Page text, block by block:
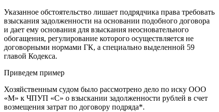
Указанное обстоятельство лишает подрядчика права требовать
взыскания задолженности на основании подобного договора
и дает ему основания для взыскания неосновательного
обогащения, регулирование которого осуществляется не
договорными нормами ГК, а специально выделенной 59
главой Кодекса.
Приведем пример
Хозяйственным судом было рассмотрено дело по иску ООО
«М» к ЧПУП «С» о взыскании задолженности рублей в счет
возмещения затрат по договору подряда*.